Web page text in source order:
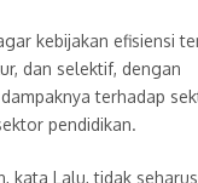
kebijakan efisiensi
dan selektif, dengan
terhadap
pendidikan.
kata Lalu, tidak